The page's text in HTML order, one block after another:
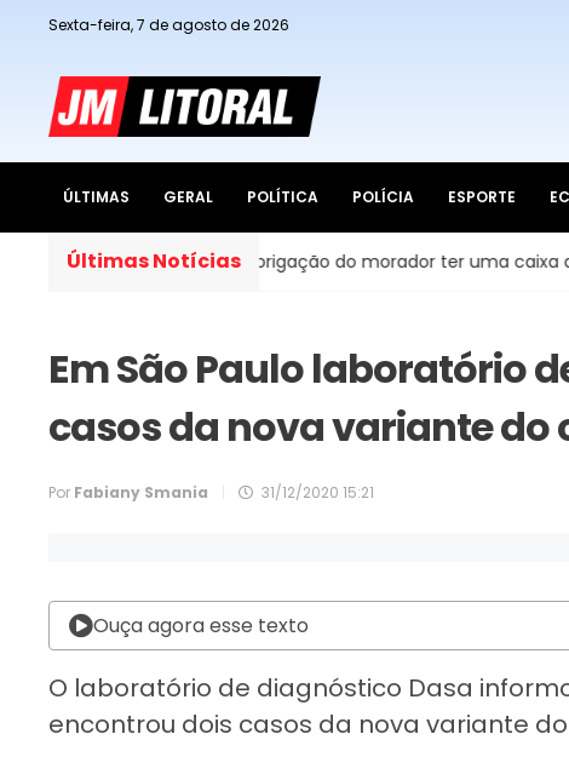
Sexta-feira, 7 de agosto de 2026
ÚLTIMAS GERAL POLÍTICA POLÍCIA ESPORTE
Últimas Notícias
do Brasil, é obrigação do morador ter uma caixa d’água
Em São Paulo laboratório
casos da nova variante
Por Fabiany Smania 31/12/2020 15:21
Ouça agora esse texto
O laboratório de diagnóstico Dasa
encontrou dois casos da nova variante